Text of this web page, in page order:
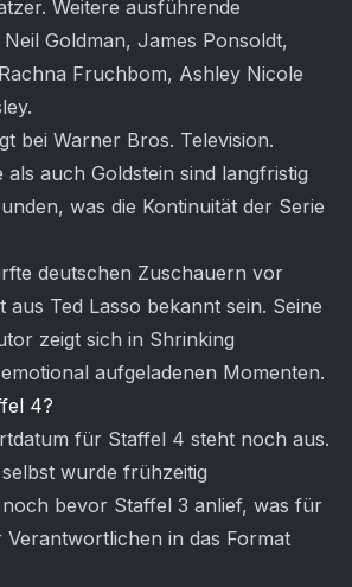
Weitere ausführende
Goldman, James Ponsoldt,
Fruchbom, Ashley Nicole
bei Warner Bros. Television.
auch Goldstein sind langfristig
was die Kontinuität der Serie
deutschen Zuschauern vor
aus Ted Lasso bekannt sein. Seine
zeigt sich in Shrinking
aufgeladenen Momenten.
4?
für Staffel 4 steht noch aus.
wurde frühzeitig
bevor Staffel 3 anlief, was für
Verantwortlichen in das Format